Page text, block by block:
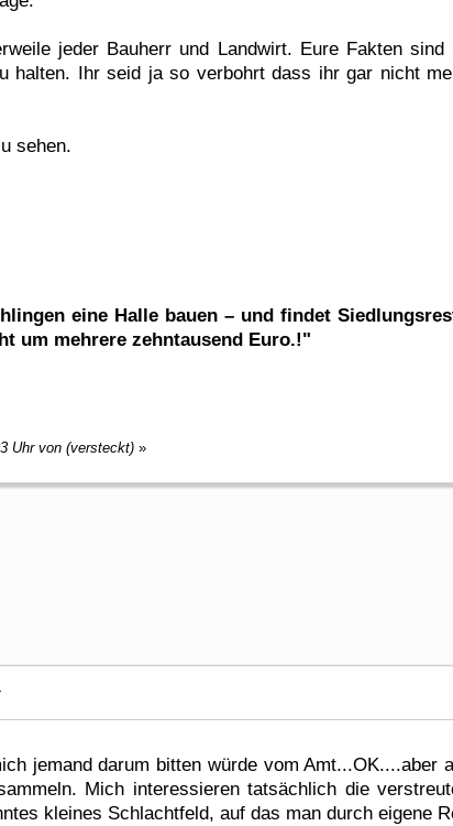
jeder Bauherr und Landwirt. Eure Fakten
halten. Ihr seid ja so verbohrt dass ihr gar nicht
sehen.
eine Halle bauen – und findet
um mehrere zehntausend Euro.!"
Uhr von (versteckt) »
jemand darum bitten würde vom
Mich interessieren tatsächlich die
kleines Schlachtfeld, auf das man durch eigene